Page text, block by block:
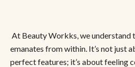
At Beauty Workks, we understand
emanates from within. It’s not just
perfect features; it’s about feeling